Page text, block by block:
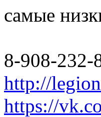
самые
8-908-232-
http://
https://